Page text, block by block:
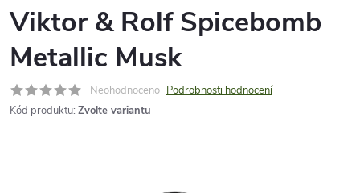
Viktor & Rolf Spicebomb
Metallic Musk
Neohodnoceno Podrobnosti hodnocení
Kód produktu: Zvolte variantu